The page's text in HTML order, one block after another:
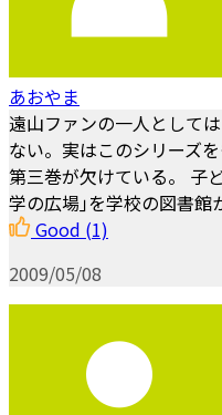
あおやま
遠山ファンの一人として
ない。実はこのシリーズ
第三巻が欠けている。 子
学の広場｣を学校の図書館
Good (1)
2009/05/08